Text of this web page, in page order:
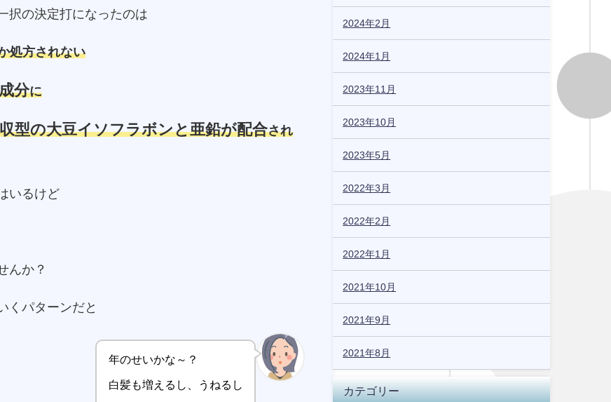
択の決定打になったのは
処方されない
分に
型の大豆イソフラボンと亜鉛が配合され
いるけど
んか？
くパターンだと
年のせいかな～？
白髪も増えるし、うねるし
2024年2月
2024年1月
2023年11月
2023年10月
2023年5月
2022年3月
2022年2月
2022年1月
2021年10月
2021年9月
2021年8月
カテゴリー